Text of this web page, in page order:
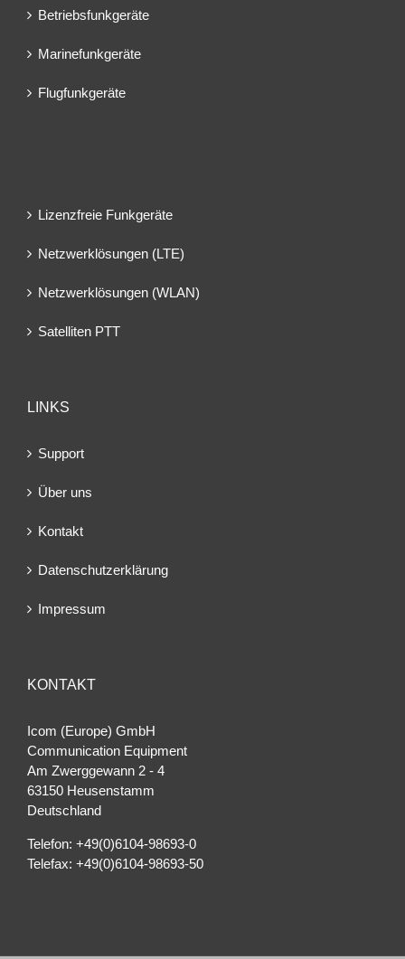
Betriebsfunkgeräte
Marinefunkgeräte
Flugfunkgeräte
Lizenzfreie Funkgeräte
Netzwerklösungen (LTE)
Netzwerklösungen (WLAN)
Satelliten PTT
LINKS
Support
Über uns
Kontakt
Datenschutzerklärung
Impressum
KONTAKT
Icom (Europe) GmbH
Communication Equipment
Am Zwerggewann 2 ‐ 4
63150 Heusenstamm
Deutschland
Telefon: +49(0)6104-98693-0
Telefax: +49(0)6104-98693-50